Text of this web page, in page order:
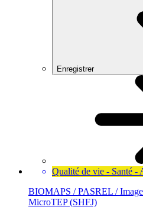
Enregistrer
Qualité de vie - Santé -
BIOMAPS / PASREL /
MicroTEP (SHFJ)